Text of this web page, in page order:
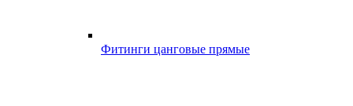
Фитинги цанговые прямые